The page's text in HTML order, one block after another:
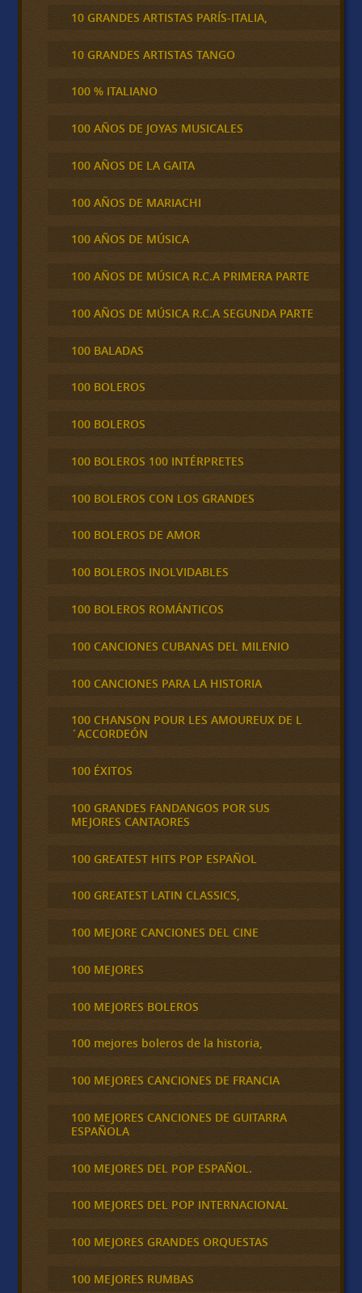
10 GRANDES ARTISTAS PARÍS-ITALIA,
10 GRANDES ARTISTAS TANGO
100 % ITALIANO
100 AÑOS DE JOYAS MUSICALES
100 AÑOS DE LA GAITA
100 AÑOS DE MARIACHI
100 AÑOS DE MÚSICA
100 AÑOS DE MÚSICA R.C.A PRIMERA PARTE
100 AÑOS DE MÚSICA R.C.A SEGUNDA PARTE
100 BALADAS
100 BOLEROS
100 BOLEROS
100 BOLEROS 100 INTÉRPRETES
100 BOLEROS CON LOS GRANDES
100 BOLEROS DE AMOR
100 BOLEROS INOLVIDABLES
100 BOLEROS ROMÁNTICOS
100 CANCIONES CUBANAS DEL MILENIO
100 CANCIONES PARA LA HISTORIA
100 CHANSON POUR LES AMOUREUX DE L
´ACCORDEÓN
100 ÉXITOS
100 GRANDES FANDANGOS POR SUS
MEJORES CANTAORES
100 GREATEST HITS POP ESPAÑOL
100 GREATEST LATIN CLASSICS,
100 MEJORE CANCIONES DEL CINE
100 MEJORES
100 MEJORES BOLEROS
100 mejores boleros de la historia,
100 MEJORES CANCIONES DE FRANCIA
100 MEJORES CANCIONES DE GUITARRA
ESPAÑOLA
100 MEJORES DEL POP ESPAÑOL.
100 MEJORES DEL POP INTERNACIONAL
100 MEJORES GRANDES ORQUESTAS
100 MEJORES RUMBAS